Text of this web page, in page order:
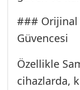
temel
### Orijinal
Güvencesi
Özellikle
cihazlarda,